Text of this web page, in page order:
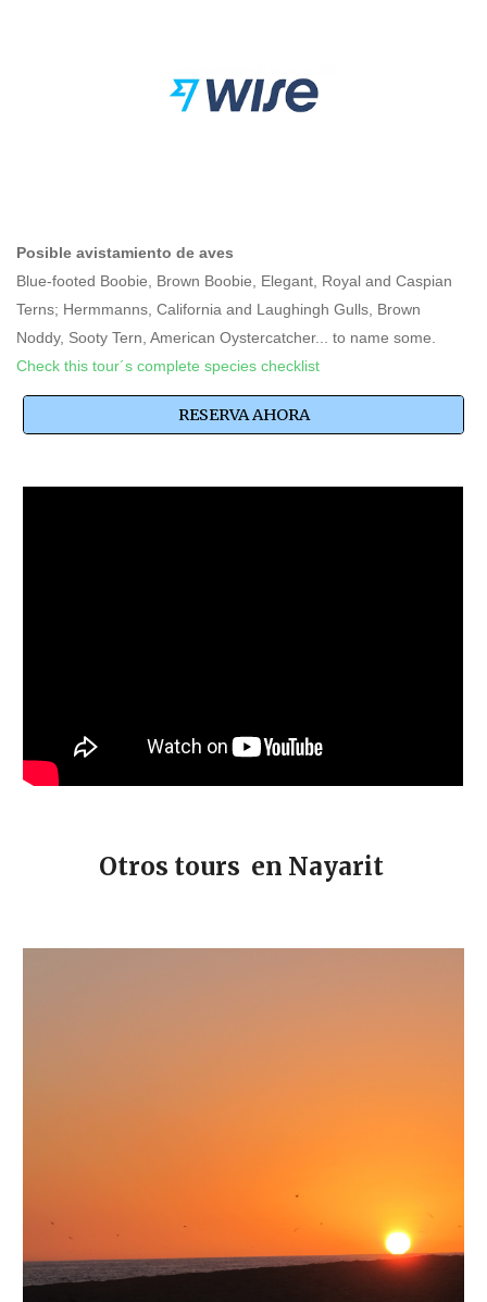
Posible avistamiento de aves
Blue-footed Boobie, Brown Boobie, Elegant, Royal and Caspian
Terns; Hermmanns, California and Laughingh Gulls, Brown
Noddy, Sooty Tern, American Oystercatcher... to name some.
Check this tour´s complete species checklist
RESERVA AHORA
Otros tours en Nayarit